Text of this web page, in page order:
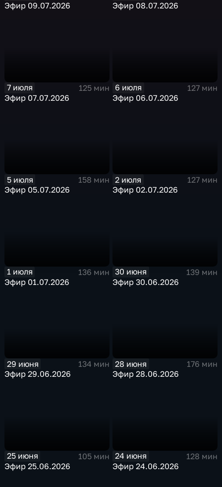
Эфир 09.07.2026
Эфир 08.07.2026
7 июля
125 мин
Эфир 07.07.2026
6 июля
127 мин
Эфир 06.07.2026
5 июля
158 мин
Эфир 05.07.2026
2 июля
127 мин
Эфир 02.07.2026
1 июля
136 мин
Эфир 01.07.2026
30 июня
139 мин
Эфир 30.06.2026
29 июня
134 мин
Эфир 29.06.2026
28 июня
176 мин
Эфир 28.06.2026
25 июня
105 мин
Эфир 25.06.2026
24 июня
128 мин
Эфир 24.06.2026